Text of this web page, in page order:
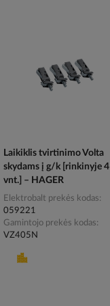
Laikiklis tvirtinimo Volta
skydams į g/k [rinkinyje 4
vnt.] – HAGER
Elektrobalt prekės kodas
059221
Gamintojo prekės kodas
VZ405N